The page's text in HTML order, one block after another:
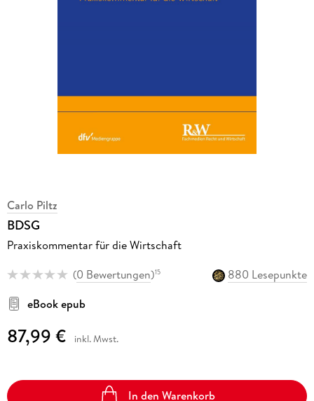
Carlo Piltz
BDSG
Praxiskommentar für die Wirtschaft
(0 Bewertungen)15
880 Lesepunkte
eBook epub
87,99 € inkl. Mwst.
In den Warenkorb